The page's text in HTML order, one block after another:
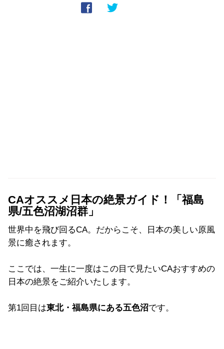
CAオススメ日本の絶景ガイド！「福島
県/五色沼湖沼群」
世界中を飛び回るCA。だからこそ、日本の美しい原風
景に癒されます。
ここでは、一生に一度はこの目で見たいCAおすすめの
日本の絶景をご紹介いたします。
第1回目は東北・福島県にある五色沼です。